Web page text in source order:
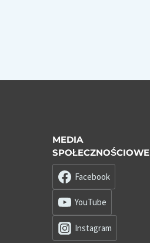
MEDIA
SPOŁECZNOŚCIOWE
Facebook
YouTube
Instagram